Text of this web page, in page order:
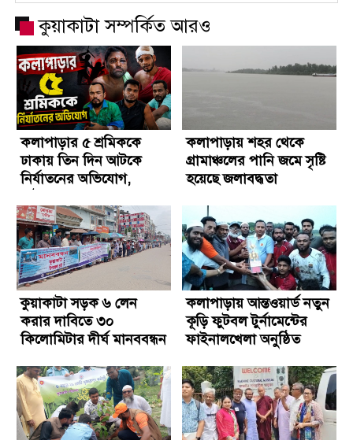
কুয়াকাটা সম্পর্কিত আরও
কলাপাড়ার ৫ শ্রমিককে
ঢাকায় তিন দিন আটকে
নির্যাতনের অভিযোগ,
কলাপাড়ায় শহর থেকে
গ্রামাঞ্চলের পানি জমে সৃষ্টি
হয়েছে জলাবদ্ধতা
কুয়াকাটা সড়ক ৬ লেন
করার দাবিতে ৩০
কিলোমিটার দীর্ঘ মানববন্ধন
কলাপাড়ায় আন্তওয়ার্ড নতুন
কূড়ি ফুটবল টুর্নামেন্টের
ফাইনালখেলা অনুষ্ঠিত